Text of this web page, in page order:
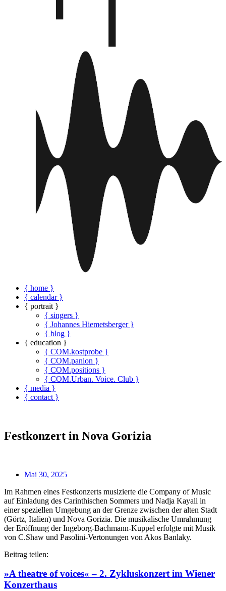
{ home }
{ calendar }
{ portrait }
{ singers }
{ Johannes Hiemetsberger }
{ blog }
{ education }
{ COM.kostprobe }
{ COM.panion }
{ COM.positions }
{ COM.Urban. Voice. Club }
{ media }
{ contact }
Festkonzert in Nova Gorizia
Mai 30, 2025
Im Rahmen eines Festkonzerts musizierte die Company of Music
auf Einladung des Carinthischen Sommers und Nadja Kayali in
einer speziellen Umgebung an der Grenze zwischen der alten Stadt
(Görtz, Italien) und Nova Gorizia. Die musikalische Umrahmung
der Eröffnung der Ingeborg-Bachmann-Kuppel erfolgte mit Musik
von C.Shaw und Pasolini-Vertonungen von Akos Banlaky.
Beitrag teilen:
»A theatre of voices« – 2. Zykluskonzert im Wiener
Konzerthaus